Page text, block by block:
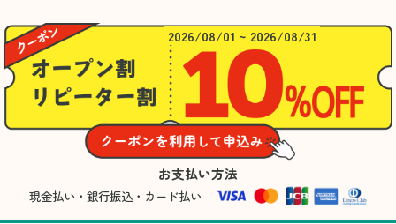
2026/08/01 ~ 2026/08/31
お支払い方法
現金払い・銀行振込・カード払い